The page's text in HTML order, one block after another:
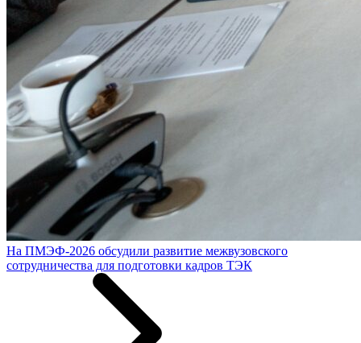
На ПМЭФ-2026 обсудили развитие межвузовского
сотрудничества для подготовки кадров ТЭК